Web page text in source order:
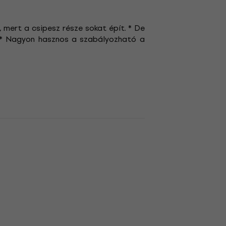
mert a csipesz része sokat épít. * De
Nagyon hasznos a szabályozható a